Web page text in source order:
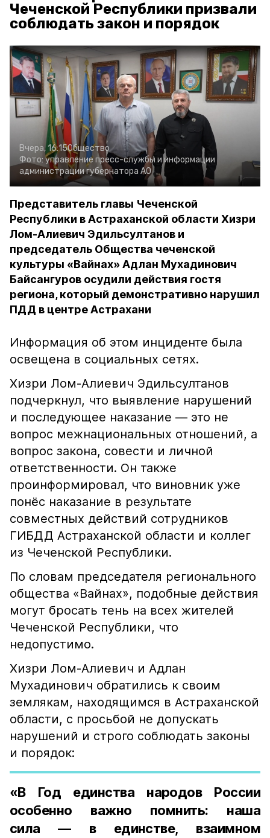
Чеченской Республики призвали
соблюдать закон и порядок
Вчера, 16:15Общество
Фото: управление пресс-службы и информации
администрации губернатора АО
Представитель главы Чеченской
Республики в Астраханской области Хизри
Лом-Алиевич Эдильсултанов и
председатель Общества чеченской
культуры «Вайнах» Адлан Мухадинович
Байсангуров осудили действия гостя
региона, который демонстративно нарушил
ПДД в центре Астрахани
Информация об этом инциденте была
освещена в социальных сетях.
Хизри Лом-Алиевич Эдильсултанов
подчеркнул, что выявление нарушений
и последующее наказание — это не
вопрос межнациональных отношений, а
вопрос закона, совести и личной
ответственности. Он также
проинформировал, что виновник уже
понёс наказание в результате
совместных действий сотрудников
ГИБДД Астраханской области и коллег
из Чеченской Республики.
По словам председателя регионального
общества «Вайнах», подобные действия
могут бросать тень на всех жителей
Чеченской Республики, что
недопустимо.
Хизри Лом-Алиевич и Адлан
Мухадинович обратились к своим
землякам, находящимся в Астраханской
области, с просьбой не допускать
нарушений и строго соблюдать законы
и порядок:
«В Год единства народов России
особенно важно помнить: наша
сила — в единстве, взаимном